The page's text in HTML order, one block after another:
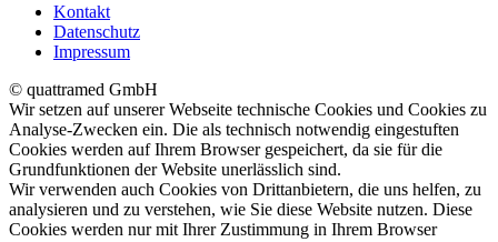
Kontakt
Datenschutz
Impressum
© quattramed GmbH
Wir setzen auf unserer Webseite technische Cookies und Cookies zu
Analyse-Zwecken ein. Die als technisch notwendig eingestuften
Cookies werden auf Ihrem Browser gespeichert, da sie für die
Grundfunktionen der Website unerlässlich sind.
Wir verwenden auch Cookies von Drittanbietern, die uns helfen, zu
analysieren und zu verstehen, wie Sie diese Website nutzen. Diese
Cookies werden nur mit Ihrer Zustimmung in Ihrem Browser